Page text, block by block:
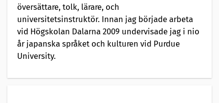
översättare, tolk, lärare, och
universitetsinstruktör. Innan jag började arbeta
vid Högskolan Dalarna 2009 undervisade jag i nio
år japanska språket och kulturen vid Purdue
University.